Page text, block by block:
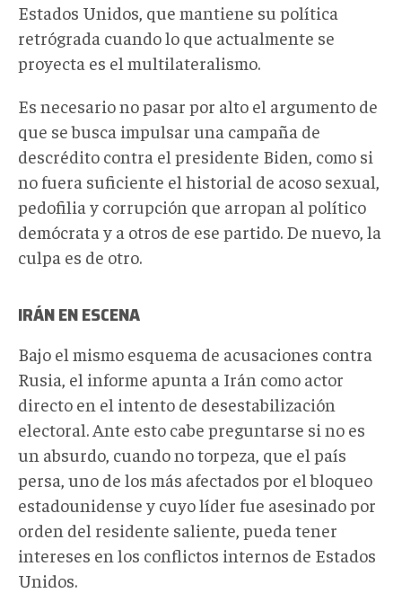
Estados Unidos, que mantiene su política
retrógrada cuando lo que actualmente se
proyecta es el multilateralismo.
Es necesario no pasar por alto el argumento de
que se busca impulsar una campaña de
descrédito contra el presidente Biden, como si
no fuera suficiente el historial de acoso sexual,
pedofilia y corrupción que arropan al político
demócrata y a otros de ese partido. De nuevo, la
culpa es de otro.
IRÁN EN ESCENA
Bajo el mismo esquema de acusaciones contra
Rusia, el informe apunta a Irán como actor
directo en el intento de desestabilización
electoral. Ante esto cabe preguntarse si no es
un absurdo, cuando no torpeza, que el país
persa, uno de los más afectados por el bloqueo
estadounidense y cuyo líder fue asesinado por
orden del residente saliente, pueda tener
intereses en los conflictos internos de Estados
Unidos.